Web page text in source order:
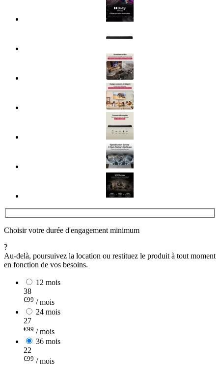
Choisir votre durée d'engagement minimum
?
Au-delà, poursuivez la location ou restituez le produit à tout moment
en fonction de vos besoins.
12 mois
38
€99 / mois
24 mois
27
€99 / mois
36 mois
22
€99 / mois